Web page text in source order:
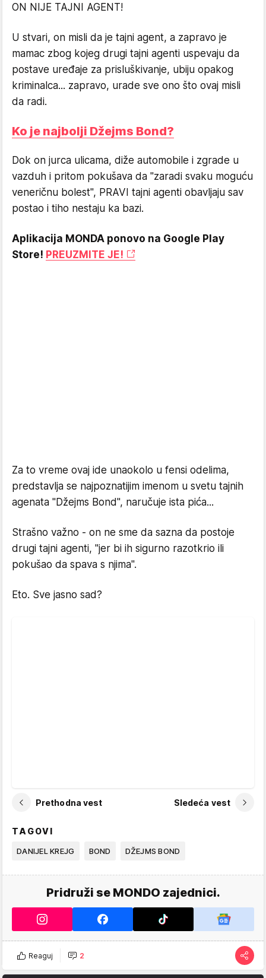
ON NIJE TAJNI AGENT!
U stvari, on misli da je tajni agent, a zapravo je
mamac zbog kojeg drugi tajni agenti uspevaju da
postave uređaje za prisluškivanje, ubiju opakog
kriminalca... zapravo, urade sve ono što ovaj misli
da radi.
Ko je najbolji Džejms Bond?
Dok on jurca ulicama, diže automobile i zgrade u
vazduh i pritom pokušava da "zaradi svaku moguću
veneričnu bolest", PRAVI tajni agenti obavljaju sav
postao i tiho nestaju ka bazi.
Aplikacija MONDA ponovo na Google Play
Store! PREUZMITE JE!
Za to vreme ovaj ide unaokolo u fensi odelima,
predstavlja se najpoznatijim imenom u svetu tajnih
agenata "Džejms Bond", naručuje ista pića...
Strašno važno - on ne sme da sazna da postoje
drugi tajni agenti, "jer bi ih sigurno razotkrio ili
pokušao da spava s njima".
Eto. Sve jasno sad?
Prethodna vest Sledeća vest
TAGOVI
DANIJEL KREJG BOND DŽEJMS BOND
Pridruži se MONDO zajednici.
Reaguj 2